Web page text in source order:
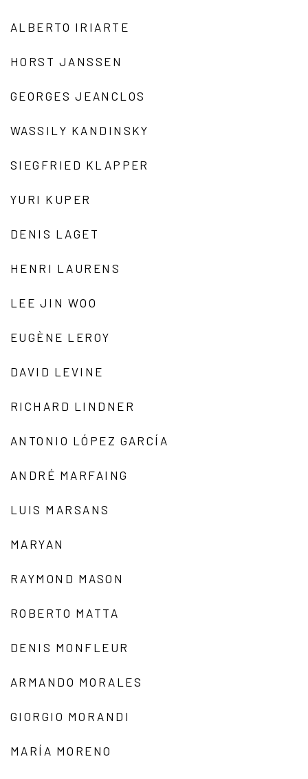
ALBERTO IRIARTE
HORST JANSSEN
GEORGES JEANCLOS
WASSILY KANDINSKY
SIEGFRIED KLAPPER
YURI KUPER
DENIS LAGET
HENRI LAURENS
LEE JIN WOO
EUGÈNE LEROY
DAVID LEVINE
RICHARD LINDNER
ANTONIO LÓPEZ GARCÍA
ANDRÉ MARFAING
LUIS MARSANS
MARYAN
RAYMOND MASON
ROBERTO MATTA
DENIS MONFLEUR
ARMANDO MORALES
GIORGIO MORANDI
MARÍA MORENO